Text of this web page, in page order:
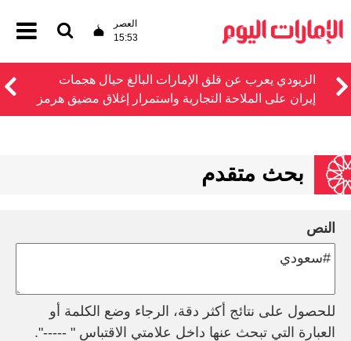
العصر
15:53
الزيودي يعرب عن قلق الإمارات البالغ حيال هجمات
إيران على الملاحة التجارية واستمرار إغلاق مضيق هرمز
بحث متقدم
النص
للحصول على نتائج أكثر دقة، الرجاء وضع الكلمة أو
العبارة التي تبحث عنها داخل علامتي الاقتباس " -----".